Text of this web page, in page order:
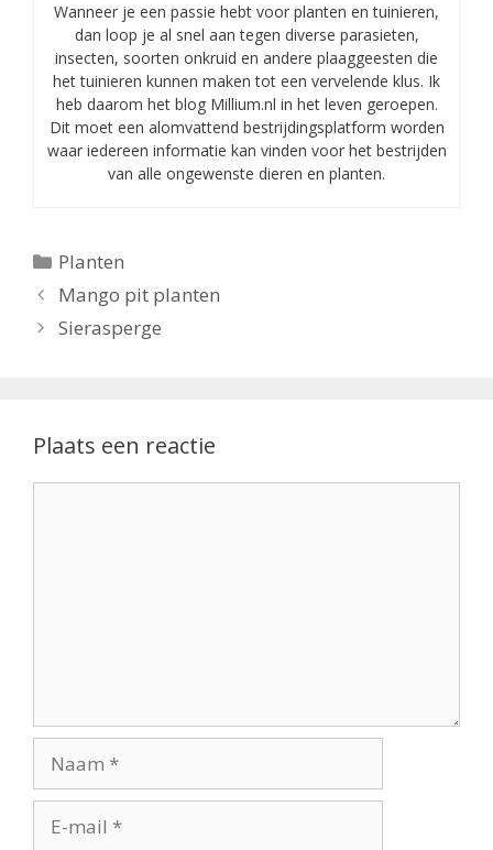
Wanneer je een passie hebt voor planten en tuinieren,
dan loop je al snel aan tegen diverse parasieten,
insecten, soorten onkruid en andere plaaggeesten die
het tuinieren kunnen maken tot een vervelende klus. Ik
heb daarom het blog Millium.nl in het leven geroepen.
Dit moet een alomvattend bestrijdingsplatform worden
waar iedereen informatie kan vinden voor het bestrijden
van alle ongewenste dieren en planten.
Categorieën
Planten
Mango pit planten
Sierasperge
Plaats een reactie
mail